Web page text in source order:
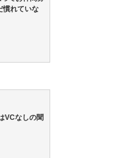
慣れていな
VCなしの聞